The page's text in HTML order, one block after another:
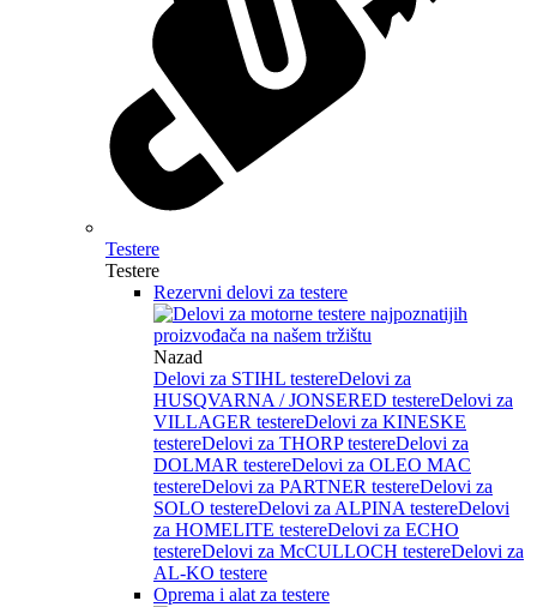
Testere
Testere
Rezervni delovi za testere
Nazad
Delovi za STIHL testereDelovi za
HUSQVARNA / JONSERED testereDelovi za
VILLAGER testereDelovi za KINESKE
testereDelovi za THORP testereDelovi za
DOLMAR testereDelovi za OLEO MAC
testereDelovi za PARTNER testereDelovi za
SOLO testereDelovi za ALPINA testereDelovi
za HOMELITE testereDelovi za ECHO
testereDelovi za McCULLOCH testereDelovi za
AL-KO testere
Oprema i alat za testere